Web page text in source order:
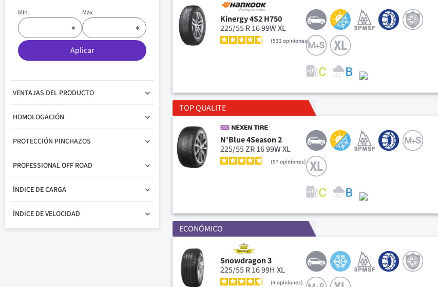
Kinergy 4S2 H750
225/55 R 16 99W XL
532opiniones
TOP QUALITE
N'Blue 4Season 2
225/55 ZR 16 99W XL
57opiniones
ECONÓMICO
Snowdragon 3
225/55 R 16 99H XL
4opiniones
Min. Max.
Aplicar
VENTAJAS DEL PRODUCTO
HOMOLOGACIÓN
PROTECCIÓN PINCHAZOS
PROFESSIONAL OFF ROAD
ÍNDICE DE CARGA
ÍNDICE DE VELOCIDAD